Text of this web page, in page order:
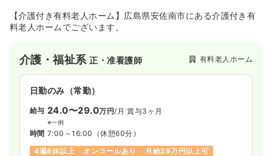
【介護付き有料老人ホーム】広島県安佐南市にある介護付き有
料老人ホームでございます。
介護・福祉系正・准看護師 有料老人ホーム
日勤のみ（常勤）
給与 24.0〜29.0万円/月 賞与3ヶ月
※一例
時間 7:00～16:00 （休憩60分）
4週8休以上
オンコールあり 月給29万円以上可